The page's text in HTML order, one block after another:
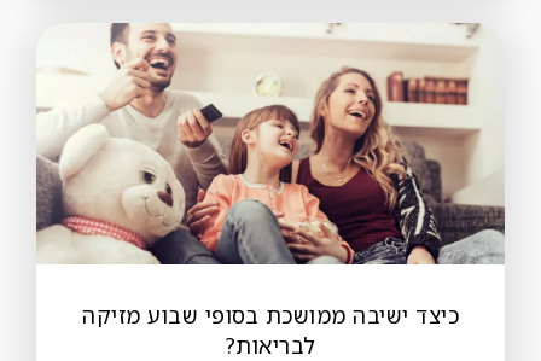
כיצד ישיבה ממושכת בסופי שבוע מזיקה
לבריאות?